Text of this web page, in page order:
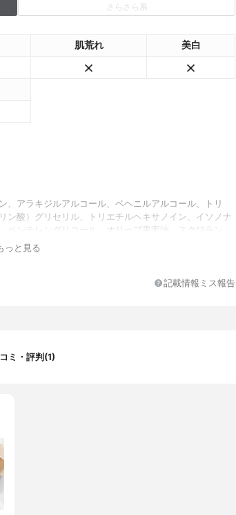
さらさら系
肌荒れ 美白
、アラキジルアルコール、ベヘニルアルコール、トリ
ン酸）グリセリル、トリエチルヘキサノイン、イソノナ
ペンチレングリコール、オリーブ果実油、スクワラン、
ル、マカデミアナッツ脂肪酸フィトステリル、ホホバ種
、ヒアルロン酸Ｎａ、ラベンダー油、トコフェロール、
０、イソステアリン酸ソルビタン、アラキルグルコシ
っと見る
記載情報ミス報告
ミ・評判(1)